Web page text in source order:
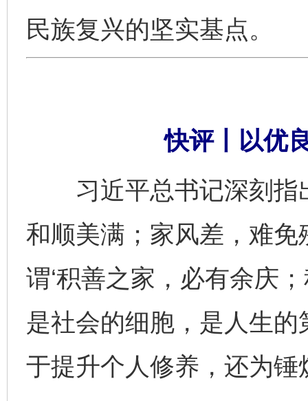
民族复兴的坚实基点。
快评丨以优
习近平总书记深刻指
和顺美满；家风差，难
谓‘积善之家，必有余庆
是社会的细胞，是人生
于提升个人修养，还为